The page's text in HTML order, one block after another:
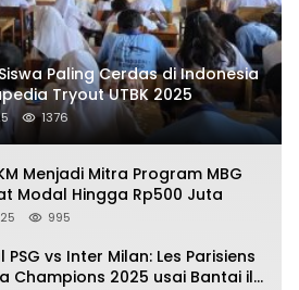
Paling Cerdas di Indonesia
Tryout UTBK 2025
1376
Menjadi Mitra Program MBG
Modal Hingga Rp500 Juta
995
PSG vs Inter Milan: Les Parisiens
Champions 2025 usai Bantai il